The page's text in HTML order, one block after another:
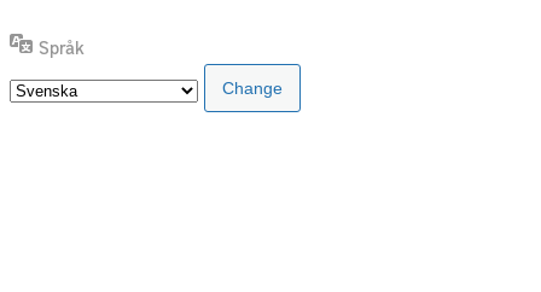
Språk